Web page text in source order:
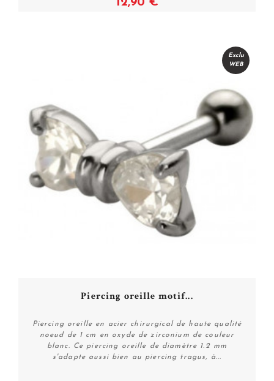
Plus de détails
Exclu
WEB
Piercing oreille motif...
Piercing oreille en acier chirurgical de haute qualité
noeud de 1 cm en oxyde de zirconium de couleur
blanc. Ce piercing oreille de diamètre 1.2 mm
s'adapte aussi bien au piercing tragus, à...